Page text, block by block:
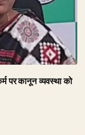
पर कानून व्यवस्था को